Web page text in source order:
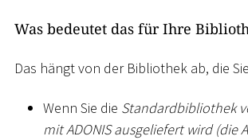
Was bedeutet das für Ihre
Das hängt von der Bibliothek ab, die
Wenn Sie die Standardbibliothek
mit ADONIS ausgeliefert wird (die